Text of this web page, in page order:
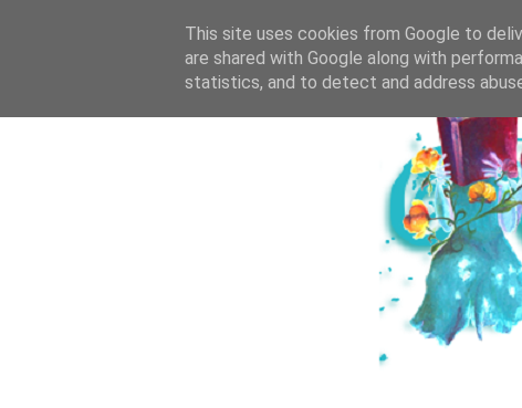
This site uses cookies from Google to
are shared with Google along with
statistics, and to detect and address